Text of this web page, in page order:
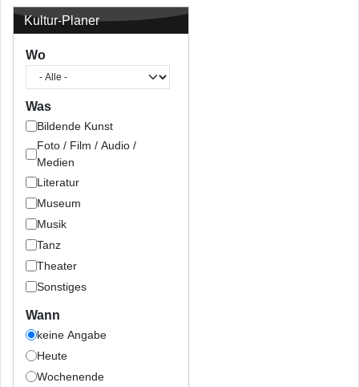
Kultur-Planer
Wo
Was
Bildende Kunst
Foto / Film / Audio /
Medien
Literatur
Museum
Musik
Tanz
Theater
Sonstiges
Wann
keine Angabe
Heute
Wochenende